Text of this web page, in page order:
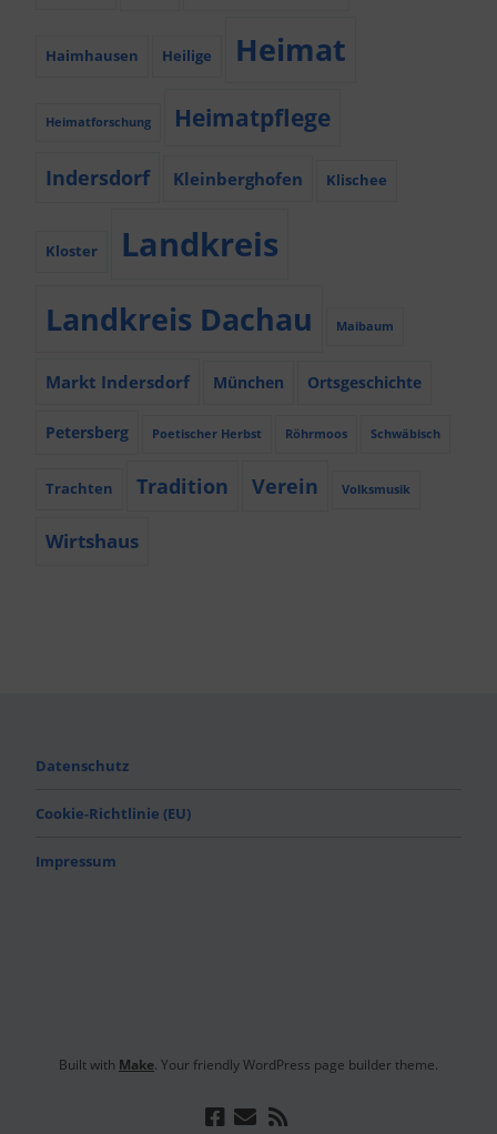
Haimhausen Heilige Heimat
Heimatforschung Heimatpflege
Indersdorf Kleinberghofen Klischee
Kloster Landkreis
Landkreis Dachau Maibaum
Markt Indersdorf München Ortsgeschichte
Petersberg Poetischer Herbst Röhrmoos Schwäbisch
Trachten Tradition Verein Volksmusik
Wirtshaus
Datenschutz
Cookie-Richtlinie (EU)
Impressum
Built with Make. Your friendly WordPress page builder theme.